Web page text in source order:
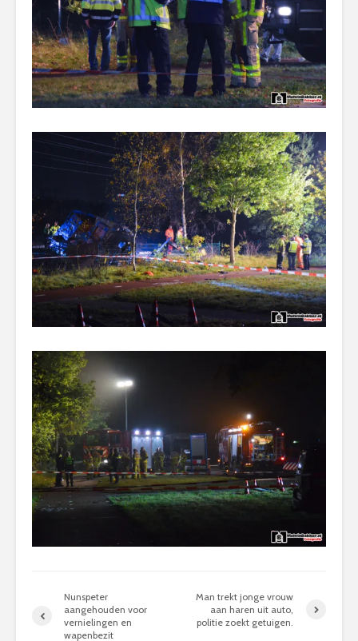
Nunspeter
aangehouden voor
vernielingen en
wapenbezit
Man trekt jonge vrouw
aan haren uit auto,
politie zoekt getuigen.